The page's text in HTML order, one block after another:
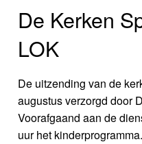
De Kerken
LOK
De uitzending van de
augustus verzorgd door
Voorafgaand aan de
uur het kinderprogramma.